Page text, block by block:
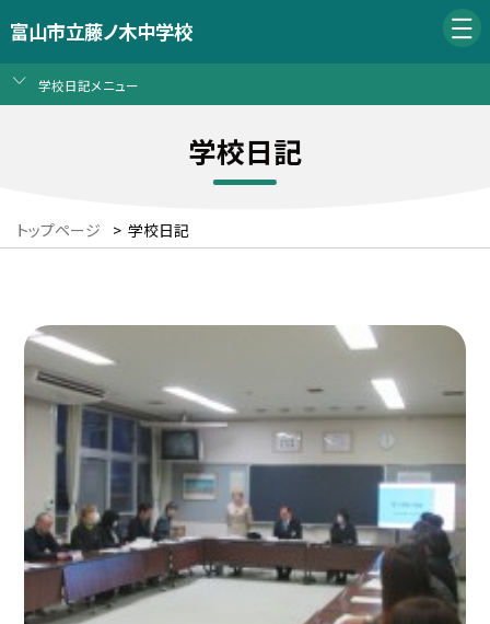
富山市立藤ノ木中学校
学校日記メニュー
学校日記
トップページ > 学校日記